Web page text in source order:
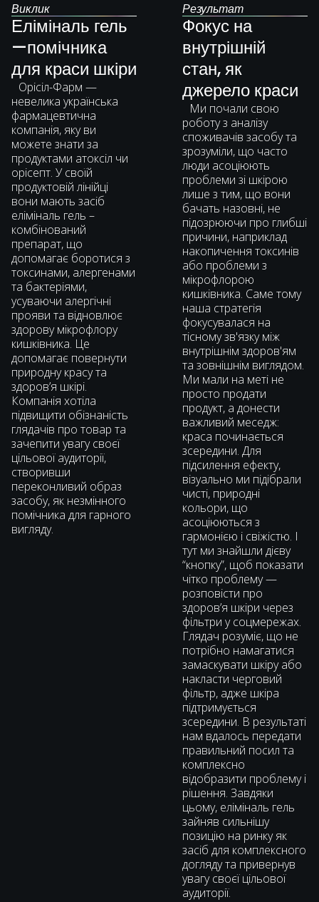
Виклик
Еліміналь гель
—помічника
для краси шкіри
Орісіл-Фарм —
невелика українська
фармацевтична
компанія, яку ви
можете знати за
продуктами атоксіл чи
орісепт. У своїй
продуктовій лінійці
вони мають засіб
еліміналь гель –
комбінований
препарат, що
допомагає боротися з
токсинами, алергенами
та бактеріями,
усуваючи алергічні
прояви та відновлює
здорову мікрофлору
кишківника. Це
допомагає повернути
природну красу та
здоровʼя шкірі.
Компанія хотіла
підвищити обізнаність
глядачів про товар та
зачепити увагу своєї
цільової аудиторії,
створивши
переконливий образ
засобу, як незмінного
помічника для гарного
вигляду.
Результат
Фокус на
внутрішній
стан, як
джерело краси
Ми почали свою
роботу з аналізу
споживачів засобу та
зрозуміли, що часто
люди асоціюють
проблеми зі шкірою
лише з тим, що вони
бачать назовні, не
підозрюючи про глибші
причини, наприклад
накопичення токсинів
або проблеми з
мікрофлорою
кишківника. Саме тому
наша стратегія
фокусувалася на
тісному зв'язку між
внутрішнім здоров'ям
та зовнішнім виглядом.
Ми мали на меті не
просто продати
продукт, а донести
важливий меседж:
краса починається
зсередини. Для
підсилення ефекту,
візуально ми підібрали
чисті, природні
кольори, що
асоціюються з
гармонією і свіжістю. І
тут ми знайшли дієву
“кнопку”, щоб показати
чітко проблему —
розповісти про
здоровʼя шкіри через
фільтри у соцмережах.
Глядач розуміє, що не
потрібно намагатися
замаскувати шкіру або
накласти черговий
фільтр, адже шкіра
підтримується
зсередини. В результаті
нам вдалось передати
правильний посил та
комплексно
відобразити проблему і
рішення. Завдяки
цьому, еліміналь гель
зайняв сильнішу
позицію на ринку як
засіб для комплексного
догляду та привернув
увагу своєї цільової
аудиторії.